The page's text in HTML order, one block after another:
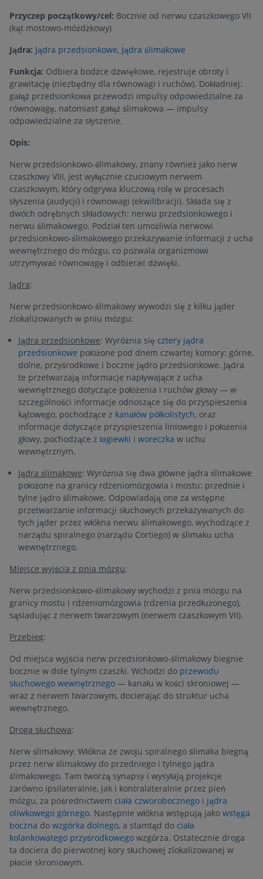
Przyczep początkowy/cel: Bocznie od nerwu czaszkowego VII
(kąt mostowo-móżdżkowy)
Jądra: Jądra przedsionkowe, Jądra ślimakowe
Funkcja: Odbiera bodźce dźwiękowe, rejestruje obroty i
grawitację (niezbędny dla równowagi i ruchów). Dokładniej:
gałąź przedsionkowa przewodzi impulsy odpowiedzialne za
równowagę, natomiast gałąź ślimakowa — impulsy
odpowiedzialne za słyszenie.
Opis:
Nerw przedsionkowo-ślimakowy, znany również jako nerw
czaszkowy VIII, jest wyłącznie czuciowym nerwem
czaszkowym, który odgrywa kluczową rolę w procesach
słyszenia (audycji) i równowagi (ekwilibracji). Składa się z
dwóch odrębnych składowych: nerwu przedsionkowego i
nerwu ślimakowego. Podział ten umożliwia nerwowi
przedsionkowo-ślimakowego przekazywanie informacji z ucha
wewnętrznego do mózgu, co pozwala organizmowi
utrzymywać równowagę i odbierać dźwięki.
Jądra:
Nerw przedsionkowo-ślimakowy wywodzi się z kilku jąder
zlokalizowanych w pniu mózgu:
Jądra przedsionkowe: Wyróżnia się cztery jądra
przedsionkowe położone pod dnem czwartej komory: górne,
dolne, przyśrodkowe i boczne jądro przedsionkowe. Jądra
te przetwarzają informacje napływające z ucha
wewnętrznego dotyczące położenia i ruchów głowy — w
szczególności informacje odnoszące się do przyspieszenia
kątowego, pochodzące z kanałów półkolistych, oraz
informacje dotyczące przyspieszenia liniowego i położenia
głowy, pochodzące z łagiewki i woreczka w uchu
wewnętrznym.
Jądra ślimakowe: Wyróżnia się dwa główne jądra ślimakowe
położone na granicy rdzeniomózgowia i mostu: przednie i
tylne jądro ślimakowe. Odpowiadają one za wstępne
przetwarzanie informacji słuchowych przekazywanych do
tych jąder przez włókna nerwu ślimakowego, wychodzące z
narządu spiralnego (narządu Cortiego) w ślimaku ucha
wewnętrznego.
Miejsce wyjścia z pnia mózgu:
Nerw przedsionkowo-ślimakowy wychodzi z pnia mózgu na
granicy mostu i rdzeniomózgowia (rdzenia przedłużonego),
sąsiadując z nerwem twarzowym (nerwem czaszkowym VII).
Przebieg:
Od miejsca wyjścia nerw przedsionkowo-ślimakowy biegnie
bocznie w dole tylnym czaszki. Wchodzi do przewodu
słuchowego wewnętrznego — kanału w kości skroniowej —
wraz z nerwem twarzowym, docierając do struktur ucha
wewnętrznego.
Droga słuchowa:
Nerw ślimakowy: Włókna ze zwoju spiralnego ślimaka biegną
przez nerw ślimakowy do przedniego i tylnego jądra
ślimakowego. Tam tworzą synapsy i wysyłają projekcje
zarówno ipsilateralnie, jak i kontralateralnie przez pień
mózgu, za pośrednictwem ciała czworobocznego i jądra
oliwkowego górnego. Następnie włókna wstępują jako wstęga
boczna do wzgórka dolnego, a stamtąd do ciała
kolankowatego przyśrodkowego wzgórza. Ostatecznie droga
ta dociera do pierwotnej kory słuchowej zlokalizowanej w
płacie skroniowym.